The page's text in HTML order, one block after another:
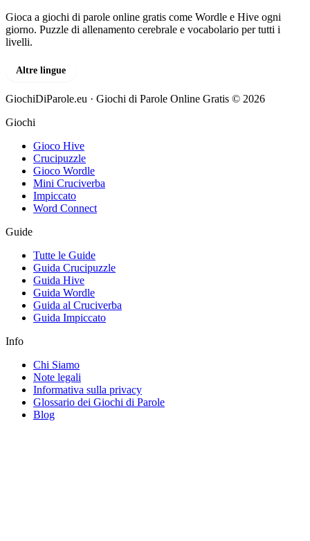
Gioca a giochi di parole online gratis come Wordle e Hive ogni
giorno. Puzzle di allenamento cerebrale e vocabolario per tutti i
livelli.
Altre lingue
GiochiDiParole.eu · Giochi di Parole Online Gratis © 2026
Giochi
Gioco Hive
Crucipuzzle
Gioco Wordle
Mini Cruciverba
Impiccato
Word Connect
Guide
Tutte le Guide
Guida Crucipuzzle
Guida Hive
Guida Wordle
Guida al Cruciverba
Guida Impiccato
Info
Chi Siamo
Note legali
Informativa sulla privacy
Glossario dei Giochi di Parole
Blog